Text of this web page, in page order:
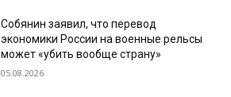
Собянин заявил, что перевод
экономики России на военные рельсы
может «убить вообще страну»
05.08.2026